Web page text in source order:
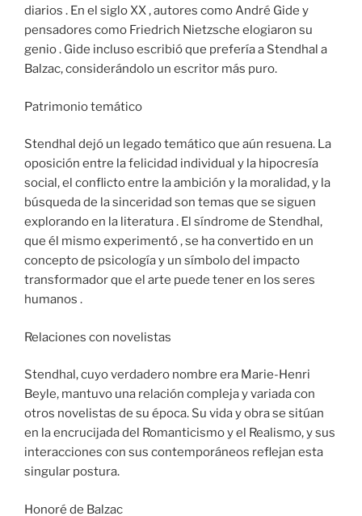
diarios . En el siglo XX , autores como André Gide y
pensadores como Friedrich Nietzsche elogiaron su
genio . Gide incluso escribió que prefería a Stendhal a
Balzac, considerándolo un escritor más puro.
Patrimonio temático
Stendhal dejó un legado temático que aún resuena. La
oposición entre la felicidad individual y la hipocresía
social, el conflicto entre la ambición y la moralidad, y la
búsqueda de la sinceridad son temas que se siguen
explorando en la literatura . El síndrome de Stendhal,
que él mismo experimentó , se ha convertido en un
concepto de psicología y un símbolo del impacto
transformador que el arte puede tener en los seres
humanos .
Relaciones con novelistas
Stendhal, cuyo verdadero nombre era Marie-Henri
Beyle, mantuvo una relación compleja y variada con
otros novelistas de su época. Su vida y obra se sitúan
en la encrucijada del Romanticismo y el Realismo, y sus
interacciones con sus contemporáneos reflejan esta
singular postura.
Honoré de Balzac